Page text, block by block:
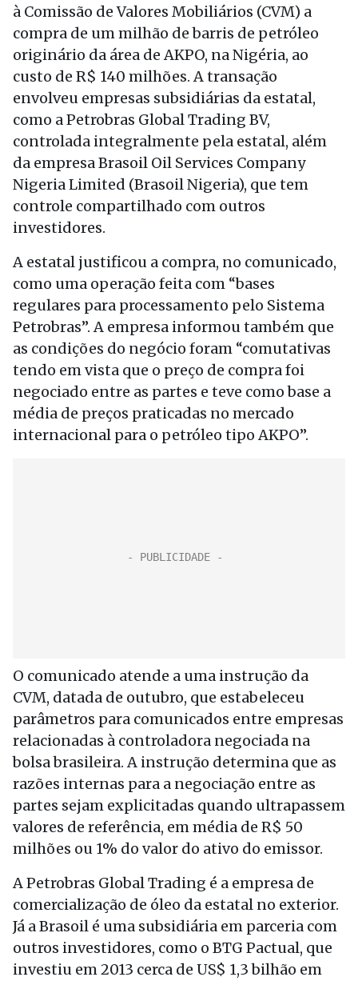
à Comissão de Valores Mobiliários (CVM) a
compra de um milhão de barris de petróleo
originário da área de AKPO, na Nigéria, ao
custo de R$ 140 milhões. A transação
envolveu empresas subsidiárias da estatal,
como a Petrobras Global Trading BV,
controlada integralmente pela estatal, além
da empresa Brasoil Oil Services Company
Nigeria Limited (Brasoil Nigeria), que tem
controle compartilhado com outros
investidores.
A estatal justificou a compra, no comunicado,
como uma operação feita com “bases
regulares para processamento pelo Sistema
Petrobras”. A empresa informou também que
as condições do negócio foram “comutativas
tendo em vista que o preço de compra foi
negociado entre as partes e teve como base a
média de preços praticadas no mercado
internacional para o petróleo tipo AKPO”.
O comunicado atende a uma instrução da
CVM, datada de outubro, que estabeleceu
parâmetros para comunicados entre empresas
relacionadas à controladora negociada na
bolsa brasileira. A instrução determina que as
razões internas para a negociação entre as
partes sejam explicitadas quando ultrapassem
valores de referência, em média de R$ 50
milhões ou 1% do valor do ativo do emissor.
A Petrobras Global Trading é a empresa de
comercialização de óleo da estatal no exterior.
Já a Brasoil é uma subsidiária em parceria com
outros investidores, como o BTG Pactual, que
investiu em 2013 cerca de US$ 1,3 bilhão em